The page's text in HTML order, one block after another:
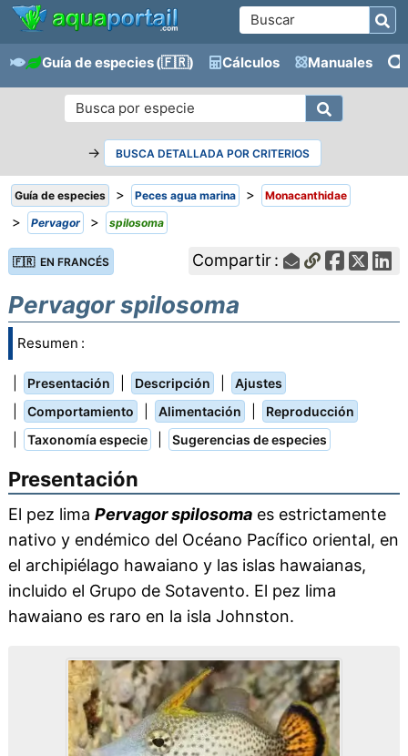
Guía de especies(🇫🇷) Cálculos Manuales
→ BUSCA DETALLADA POR CRITERIOS
Guía de especies > Peces agua marina > Monacanthidae
> Pervagor > spilosoma
🇫🇷 EN FRANCÉS Compartir :
Pervagor spilosoma
Resumen :
Presentación Descripción Ajustes
Comportamiento Alimentación Reproducción
Taxonomía especie Sugerencias de especies
Presentación
El pez lima Pervagor spilosomaes estrictamente
nativo y endémico del Océano Pacífico oriental, en
el archipiélago hawaiano y las islas hawaianas,
incluido el Grupo de Sotavento. El pez lima
hawaiano es raro en la isla Johnston.